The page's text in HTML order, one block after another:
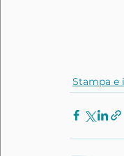
Stampa e